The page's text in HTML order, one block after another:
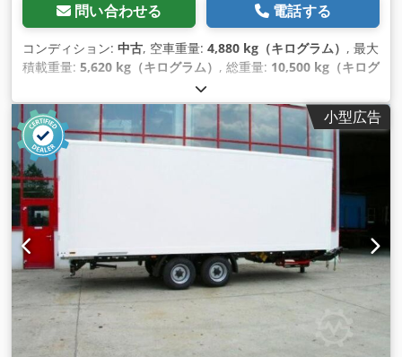
問い合わせる 電話する
コンディション: 中古, 空車重量: 4,880 kg（キログラム） , 最大
積載重量: 5,620 kg（キログラム） , 総重量: 10,500 kg（キログ
, 初回登録:
mm, 荷室幅:2,490 mm, 荷室高:3,100 mm, 積載スペース容
量:57 m³ , サスペンション: 空気, タイヤサイズ:235 / 75 R
17,5, 色:その他, 変速方式:その他, フロントタイヤサイズ:
/ 75 R 17,5
235 / 75 R 17,5 , 運転席:
他, 排出クラス:
ステム）, テールリフト, 圧縮空気ブレーキ
小型広告